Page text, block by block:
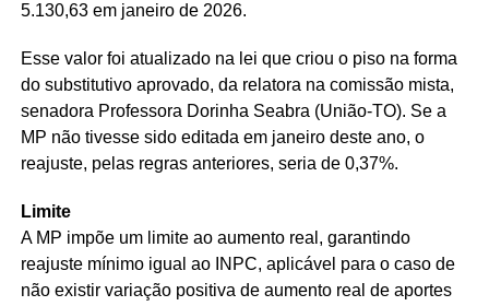
5.130,63 em janeiro de 2026.
Esse valor foi atualizado na lei que criou o piso na forma
do substitutivoaprovado, da relatora na comissão mista,
senadora Professora Dorinha Seabra (União-TO). Se a
MP não tivesse sido editada em janeiro deste ano, o
reajuste, pelas regras anteriores, seria de 0,37%.
Limite
A MP impõe um limite ao aumento real, garantindo
reajuste mínimo igual ao INPC, aplicável para o caso de
não existir variação positiva de aumento real de aportes